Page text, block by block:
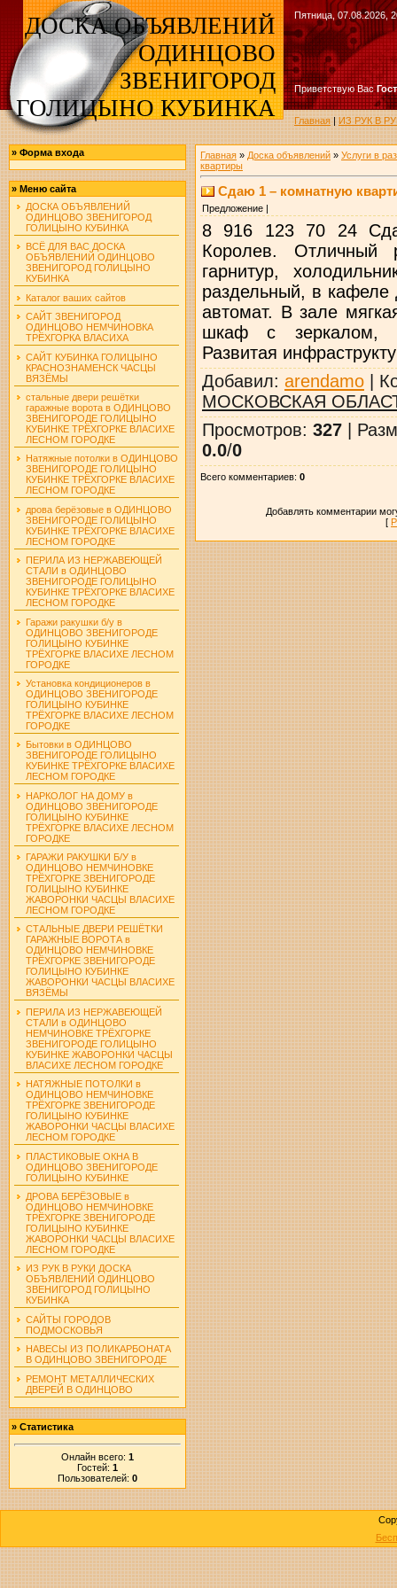
ДОСКА ОБЪЯВЛЕНИЙ
ОДИНЦОВО
ЗВЕНИГОРОД
ГОЛИЦЫНО КУБИНКА
Пятница, 07.08.2026,
Приветствую Вас
Главная|ИЗ РУК В
» Форма входа
» Меню сайта
ДОСКА ОБЪЯВЛЕНИЙ
ОДИНЦОВО ЗВЕНИГОРОД
ГОЛИЦЫНО КУБИНКА
ВСЁ ДЛЯ ВАС ДОСКА
ОБЪЯВЛЕНИЙ ОДИНЦОВО
ЗВЕНИГОРОД ГОЛИЦЫНО
КУБИНКА
Каталог ваших сайтов
САЙТ ЗВЕНИГОРОД
ОДИНЦОВО НЕМЧИНОВКА
ТРЁХГОРКА ВЛАСИХА
САЙТ КУБИНКА ГОЛИЦЫНО
КРАСНОЗНАМЕНСК ЧАСЦЫ
ВЯЗЁМЫ
стальные двери решётки
гаражные ворота в ОДИНЦОВО
ЗВЕНИГОРОДЕ ГОЛИЦЫНО
КУБИНКЕ ТРЁХГОРКЕ ВЛАСИХЕ
ЛЕСНОМ ГОРОДКЕ
Натяжные потолки в ОДИНЦОВО
ЗВЕНИГОРОДЕ ГОЛИЦЫНО
КУБИНКЕ ТРЁХГОРКЕ ВЛАСИХЕ
ЛЕСНОМ ГОРОДКЕ
дрова берёзовые в ОДИНЦОВО
ЗВЕНИГОРОДЕ ГОЛИЦЫНО
КУБИНКЕ ТРЁХГОРКЕ ВЛАСИХЕ
ЛЕСНОМ ГОРОДКЕ
ПЕРИЛА ИЗ НЕРЖАВЕЮЩЕЙ
СТАЛИ в ОДИНЦОВО
ЗВЕНИГОРОДЕ ГОЛИЦЫНО
КУБИНКЕ ТРЁХГОРКЕ ВЛАСИХЕ
ЛЕСНОМ ГОРОДКЕ
Гаражи ракушки б/у в
ОДИНЦОВО ЗВЕНИГОРОДЕ
ГОЛИЦЫНО КУБИНКЕ
ТРЁХГОРКЕ ВЛАСИХЕ ЛЕСНОМ
ГОРОДКЕ
Установка кондиционеров в
ОДИНЦОВО ЗВЕНИГОРОДЕ
ГОЛИЦЫНО КУБИНКЕ
ТРЁХГОРКЕ ВЛАСИХЕ ЛЕСНОМ
ГОРОДКЕ
Бытовки в ОДИНЦОВО
ЗВЕНИГОРОДЕ ГОЛИЦЫНО
КУБИНКЕ ТРЁХГОРКЕ ВЛАСИХЕ
ЛЕСНОМ ГОРОДКЕ
НАРКОЛОГ НА ДОМУ в
ОДИНЦОВО ЗВЕНИГОРОДЕ
ГОЛИЦЫНО КУБИНКЕ
ТРЁХГОРКЕ ВЛАСИХЕ ЛЕСНОМ
ГОРОДКЕ
ГАРАЖИ РАКУШКИ Б/У в
ОДИНЦОВО НЕМЧИНОВКЕ
ТРЁХГОРКЕ ЗВЕНИГОРОДЕ
ГОЛИЦЫНО КУБИНКЕ
ЖАВОРОНКИ ЧАСЦЫ ВЛАСИХЕ
ЛЕСНОМ ГОРОДКЕ
СТАЛЬНЫЕ ДВЕРИ РЕШЁТКИ
ГАРАЖНЫЕ ВОРОТА в
ОДИНЦОВО НЕМЧИНОВКЕ
ТРЁХГОРКЕ ЗВЕНИГОРОДЕ
ГОЛИЦЫНО КУБИНКЕ
ЖАВОРОНКИ ЧАСЦЫ ВЛАСИХЕ
ВЯЗЁМЫ
ПЕРИЛА ИЗ НЕРЖАВЕЮЩЕЙ
СТАЛИ в ОДИНЦОВО
НЕМЧИНОВКЕ ТРЁХГОРКЕ
ЗВЕНИГОРОДЕ ГОЛИЦЫНО
КУБИНКЕ ЖАВОРОНКИ ЧАСЦЫ
ВЛАСИХЕ ЛЕСНОМ ГОРОДКЕ
НАТЯЖНЫЕ ПОТОЛКИ в
ОДИНЦОВО НЕМЧИНОВКЕ
ТРЁХГОРКЕ ЗВЕНИГОРОДЕ
ГОЛИЦЫНО КУБИНКЕ
ЖАВОРОНКИ ЧАСЦЫ ВЛАСИХЕ
ЛЕСНОМ ГОРОДКЕ
ПЛАСТИКОВЫЕ ОКНА В
ОДИНЦОВО ЗВЕНИГОРОДЕ
ГОЛИЦЫНО КУБИНКЕ
ДРОВА БЕРЁЗОВЫЕ в
ОДИНЦОВО НЕМЧИНОВКЕ
ТРЁХГОРКЕ ЗВЕНИГОРОДЕ
ГОЛИЦЫНО КУБИНКЕ
ЖАВОРОНКИ ЧАСЦЫ ВЛАСИХЕ
ЛЕСНОМ ГОРОДКЕ
ИЗ РУК В РУКИ ДОСКА
ОБЪЯВЛЕНИЙ ОДИНЦОВО
ЗВЕНИГОРОД ГОЛИЦЫНО
КУБИНКА
САЙТЫ ГОРОДОВ
ПОДМОСКОВЬЯ
НАВЕСЫ ИЗ ПОЛИКАРБОНАТА
В ОДИНЦОВО ЗВЕНИГОРОДЕ
РЕМОНТ МЕТАЛЛИЧЕСКИХ
ДВЕРЕЙ В ОДИНЦОВО
» Статистика
Онлайн всего: 1
Гостей: 1
Пользователей: 0
Главная» Доска объявлений» Услуги в
квартиры
Сдаю 1 – комнатную
Предложение |
8 916 123 70 24
Королев. Отличный
гарнитур,
раздельный, в кафеле
автомат. В зале
шкаф с зеркалом,
Развитая
Добавил: arendamo|
МОСКОВСКАЯ
Просмотров: 327|
0.0/0
Всего комментариев: 0
Добавлять комментарии
[